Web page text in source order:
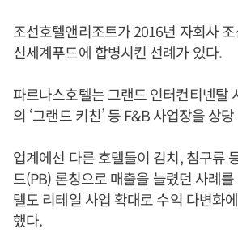
조선호텔앤리조트가 2016년 자회사
신세계푸드에 합병시킨 선례가 있다.
파르나스호텔는 그랜드 인터컨티넨탈
의 ‘그랜드 키친’ 등 F&B 사업장을 상
업계에선 다른 호텔들이 김치, 침구류
드(PB) 론칭으로 매출을 늘렸던 사례
텔도 리테일 사업 확대로 수익 다변화
했다.